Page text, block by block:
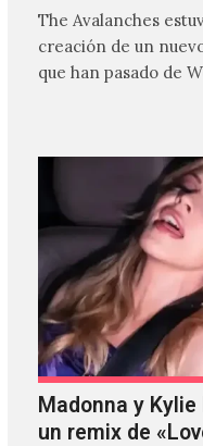
The Avalanches
creación de un
que han pasado de
Madonna y
un remix de